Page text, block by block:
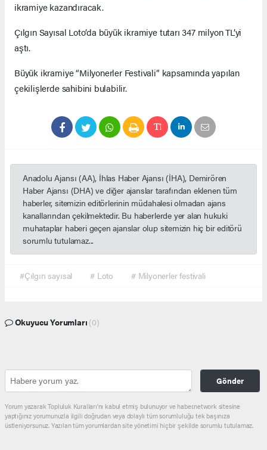
ikramiye kazandıracak.
Çılgın Sayısal Loto’da büyük ikramiye tutarı 347 milyon TL’yi
aştı.
Büyük ikramiye “Milyonerler Festivali” kapsamında yapılan
çekilişlerde sahibini bulabilir.
Anadolu Ajansı (AA), İhlas Haber Ajansı (İHA), Demirören
Haber Ajansı (DHA) ve diğer ajanslar tarafından eklenen tüm
haberler, sitemizin editörlerinin müdahalesi olmadan ajans
kanallarından çekilmektedir. Bu haberlerde yer alan hukuki
muhataplar haberi geçen ajanslar olup sitemizin hiç bir editörü
sorumlu tutulamaz...
#Çılgın sayısal # Loto # Milyonerler festivali
Okuyucu Yorumları (0)
Gönder
Yorum yazarak Topluluk Kuralları’nı kabul etmiş bulunuyor ve haber.network sitesine
yaptığınız yorumunuzla ilgili doğrudan veya dolaylı tüm sorumluluğu tek başınıza
üstleniyorsunuz. Yazılan tüm yorumlardan site yönetimi hiçbir şekilde sorumlu tutulamaz.